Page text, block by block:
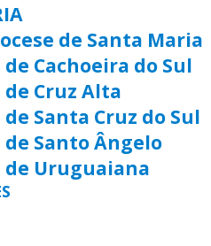
de Santa Maria
de Cachoeira do Sul
de Cruz Alta
de Santa Cruz do Sul
de Santo Ângelo
de Uruguaiana